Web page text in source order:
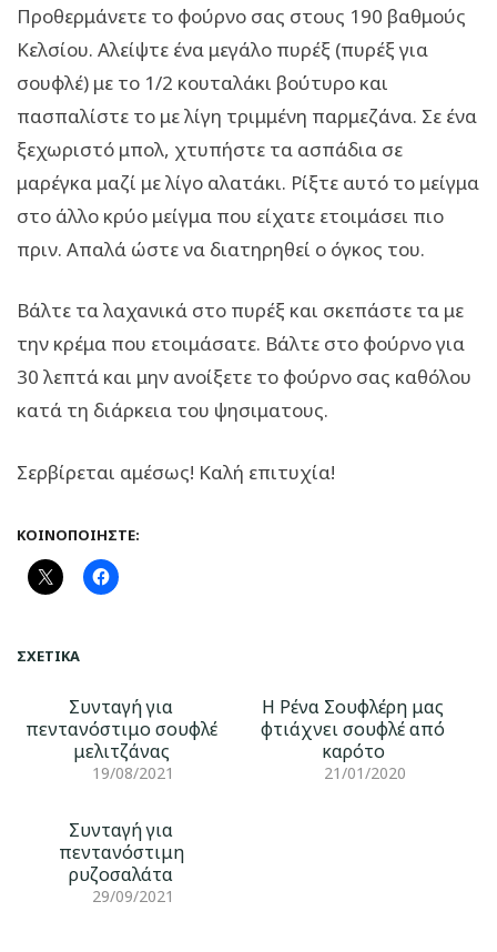
Προθερμάνετε το φούρνο σας στους 190 βαθμούς
Κελσίου. Αλείψτε ένα μεγάλο πυρέξ (πυρέξ για
σουφλέ) με το 1/2 κουταλάκι βούτυρο και
πασπαλίστε το με λίγη τριμμένη παρμεζάνα. Σε ένα
ξεχωριστό μπολ, χτυπήστε τα ασπάδια σε
μαρέγκα μαζί με λίγο αλατάκι. Ρίξτε αυτό το μείγμα
στο άλλο κρύο μείγμα που είχατε ετοιμάσει πιο
πριν. Απαλά ώστε να διατηρηθεί ο όγκος του.
Βάλτε τα λαχανικά στο πυρέξ και σκεπάστε τα με
την κρέμα που ετοιμάσατε. Βάλτε στο φούρνο για
30 λεπτά και μην ανοίξετε το φούρνο σας καθόλου
κατά τη διάρκεια του ψησιματους.
Σερβίρεται αμέσως! Καλή επιτυχία!
ΚΟΙΝΟΠΟΙΉΣΤΕ:
ΣΧΕΤΙΚΆ
Συνταγή για
πεντανόστιμο σουφλέ
μελιτζάνας
19/08/2021
Η Ρένα Σουφλέρη μας
φτιάχνει σουφλέ από
καρότο
21/01/2020
Συνταγή για
πεντανόστιμη
ρυζοσαλάτα
29/09/2021